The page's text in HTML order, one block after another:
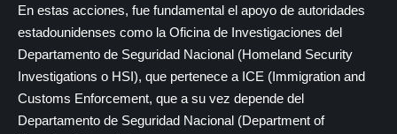
En estas acciones, fue fundamental el apoyo de autoridades
estadounidenses como la Oficina de Investigaciones del
Departamento de Seguridad Nacional (Homeland Security
Investigations o HSI), que pertenece a ICE (Immigration and
Customs Enforcement, que a su vez depende del
Departamento de Seguridad Nacional (Department of